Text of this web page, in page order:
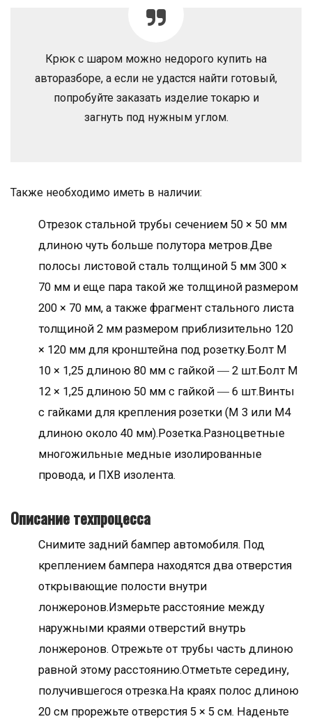
Крюк с шаром можно недорого купить на
авторазборе, а если не удастся найти готовый,
попробуйте заказать изделие токарю и
загнуть под нужным углом.
Также необходимо иметь в наличии:
Отрезок стальной трубы сечением 50 × 50 мм
длиною чуть больше полутора метров.Две
полосы листовой сталь толщиной 5 мм 300 ×
70 мм и еще пара такой же толщиной размером
200 × 70 мм, а также фрагмент стального листа
толщиной 2 мм размером приблизительно 120
× 120 мм для кронштейна под розетку.Болт М
10 × 1,25 длиною 80 мм с гайкой ― 2 шт.Болт М
12 × 1,25 длиною 50 мм с гайкой ― 6 шт.Винты
с гайками для крепления розетки (М 3 или М4
длиною около 40 мм).Розетка.Разноцветные
многожильные медные изолированные
провода, и ПХВ изолента.
Описание техпроцесса
Снимите задний бампер автомобиля. Под
креплением бампера находятся два отверстия
открывающие полости внутри
лонжеронов.Измерьте расстояние между
наружными краями отверстий внутрь
лонжеронов. Отрежьте от трубы часть длиною
равной этому расстоянию.Отметьте середину,
получившегося отрезка.На краях полос длиною
20 см прорежьте отверстия 5 × 5 см. Наденьте